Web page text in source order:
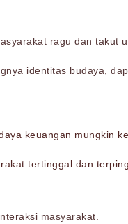
ragu dan takut
identitas budaya,
keuangan mungkin
tertinggal dan
masyarakat.